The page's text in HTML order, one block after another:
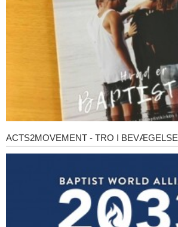
Acts2Movement
ACTS2MOVEMENT - TRO I BEVÆGELSE